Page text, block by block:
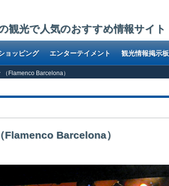
観光で人気のおすすめ情報サイト
ョッピング エンターテイメント 観光情報掲示板
Flamenco Barcelona）
Barcelona）